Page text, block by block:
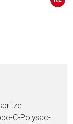
m
C-Poly­sac­